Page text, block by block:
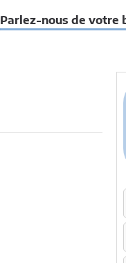
Parlez-nous de votre